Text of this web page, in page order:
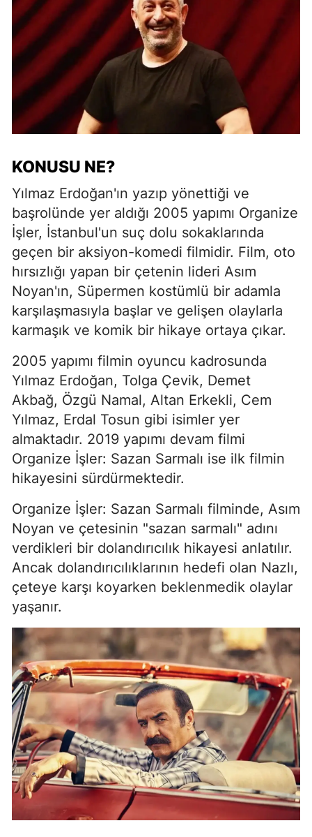
KONUSU NE?
Yılmaz Erdoğan'ın yazıp yönettiği ve
başrolünde yer aldığı 2005 yapımı Organize
İşler, İstanbul'un suç dolu sokaklarında
geçen bir aksiyon-komedi filmidir. Film, oto
hırsızlığı yapan bir çetenin lideri Asım
Noyan'ın, Süpermen kostümlü bir adamla
karşılaşmasıyla başlar ve gelişen olaylarla
karmaşık ve komik bir hikaye ortaya çıkar.
2005 yapımı filmin oyuncu kadrosunda
Yılmaz Erdoğan, Tolga Çevik, Demet
Akbağ, Özgü Namal, Altan Erkekli, Cem
Yılmaz, Erdal Tosun gibi isimler yer
almaktadır. 2019 yapımı devam filmi
Organize İşler: Sazan Sarmalı ise ilk filmin
hikayesini sürdürmektedir.
Organize İşler: Sazan Sarmalı filminde, Asım
Noyan ve çetesinin "sazan sarmalı" adını
verdikleri bir dolandırıcılık hikayesi anlatılır.
Ancak dolandırıcılıklarının hedefi olan Nazlı,
çeteye karşı koyarken beklenmedik olaylar
yaşanır.